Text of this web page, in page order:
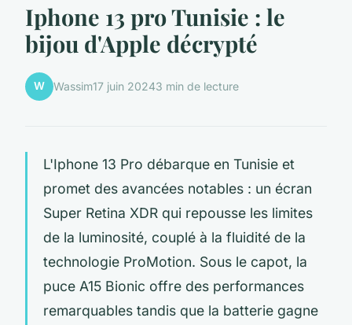
Iphone 13 pro Tunisie : le
bijou d'Apple décrypté
W Wassim17 juin 20243 min de lecture
L'Iphone 13 Pro débarque en Tunisie et
promet des avancées notables : un écran
Super Retina XDR qui repousse les limites
de la luminosité, couplé à la fluidité de la
technologie ProMotion. Sous le capot, la
puce A15 Bionic offre des performances
remarquables tandis que la batterie gagne